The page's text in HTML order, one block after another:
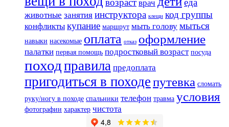
возраст врач еда
животные занятия инструктора клещи код группы
конфликты купание маршрут мыть голову мыться
навыки насекомые оплата отказ оформление
палатки первая помощь подростковый возраст посуда
походправила предоплата
пригодиться в походепутевка сломать
руку/ногу в походе спальники телефон травма условия
фотографии характер чистота